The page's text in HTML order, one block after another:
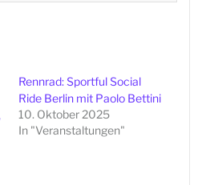
Rennrad: Sportful Social
Ride Berlin mit Paolo Bettini
10. Oktober 2025
In "Veranstaltungen"